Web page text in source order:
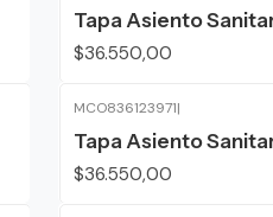
Tapa Asiento
$36.550,00
MCO836123971|
Tapa Asiento
$36.550,00